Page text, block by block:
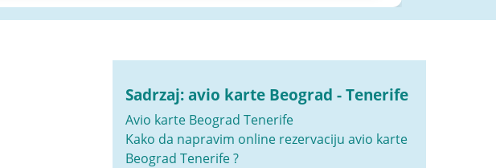
Sadrzaj: avio karte Beograd - Tenerife
Avio karte Beograd Tenerife
Kako da napravim online rezervaciju avio karte
Beograd Tenerife ?